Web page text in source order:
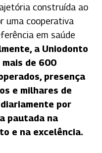
construída ao
uma cooperativa
em saúde
a Uniodonto
de 600
presença
e milhares de
por
pautada na
e na excelência.